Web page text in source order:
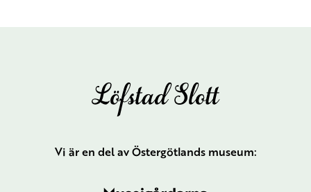
Vi är en del av Östergötlands museum: